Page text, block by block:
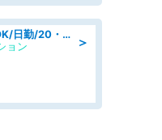
＞
検品・検査/高収入/日払いOK/日勤/20・30・40代活躍中/製造 工場
ョン